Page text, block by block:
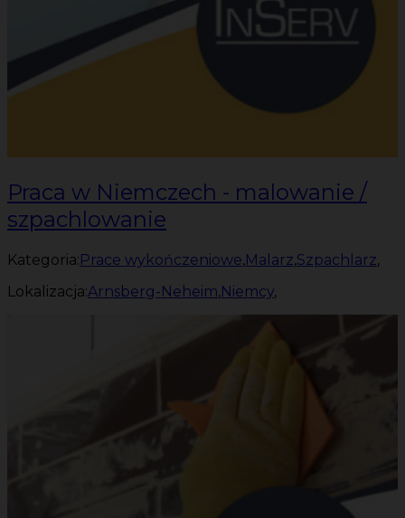
Praca w Niemczech - malowanie /
szpachlowanie
Kategoria:Prace wykończeniowe,Malarz,Szpachlarz,
Lokalizacja:Arnsberg-Neheim,Niemcy,